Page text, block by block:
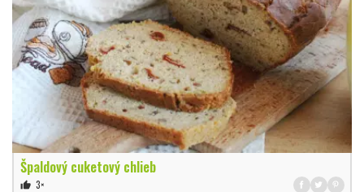
Špaldový cuketový chlieb
thumb_up 3×